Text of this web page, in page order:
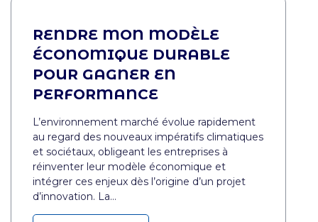
RENDRE MON MODÈLE
ÉCONOMIQUE DURABLE
POUR GAGNER EN
PERFORMANCE
L’environnement marché évolue rapidement
au regard des nouveaux impératifs climatiques
et sociétaux, obligeant les entreprises à
réinventer leur modèle économique et
intégrer ces enjeux dès l’origine d’un projet
d’innovation. La…